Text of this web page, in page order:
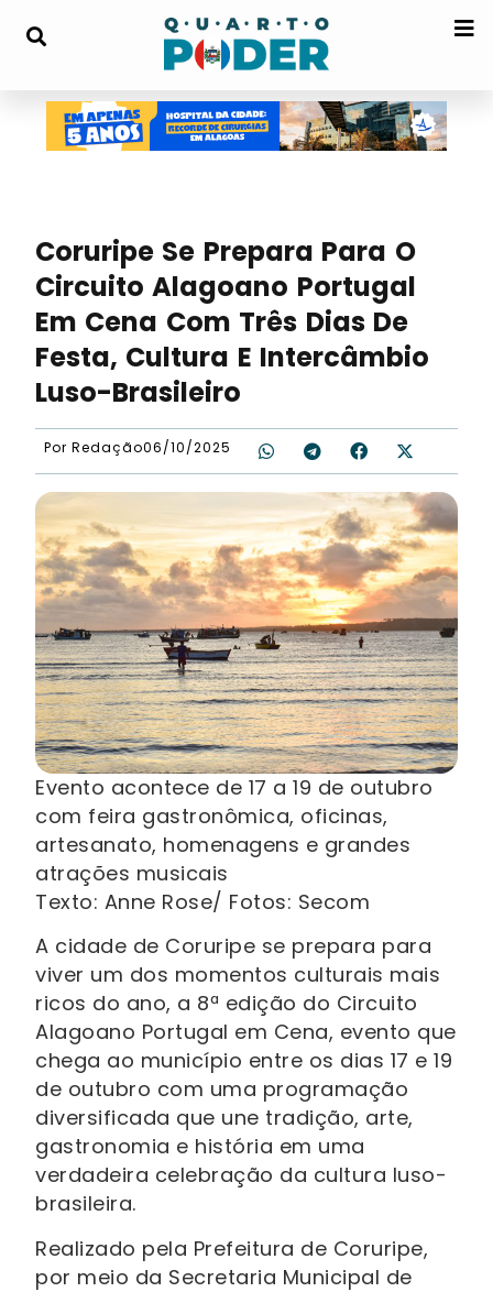
Coruripe Se Prepara Para O
Circuito Alagoano Portugal
Em Cena Com Três Dias De
Festa, Cultura E Intercâmbio
Luso-Brasileiro
Por Redação06/10/2025
Evento acontece de 17 a 19 de outubro
com feira gastronômica, oficinas,
artesanato, homenagens e grandes
atrações musicais
Texto: Anne Rose/ Fotos: Secom
A cidade de Coruripe se prepara para
viver um dos momentos culturais mais
ricos do ano, a 8ª edição do Circuito
Alagoano Portugal em Cena, evento que
chega ao município entre os dias 17 e 19
de outubro com uma programação
diversificada que une tradição, arte,
gastronomia e história em uma
verdadeira celebração da cultura luso-
brasileira.
Realizado pela Prefeitura de Coruripe,
por meio da Secretaria Municipal de